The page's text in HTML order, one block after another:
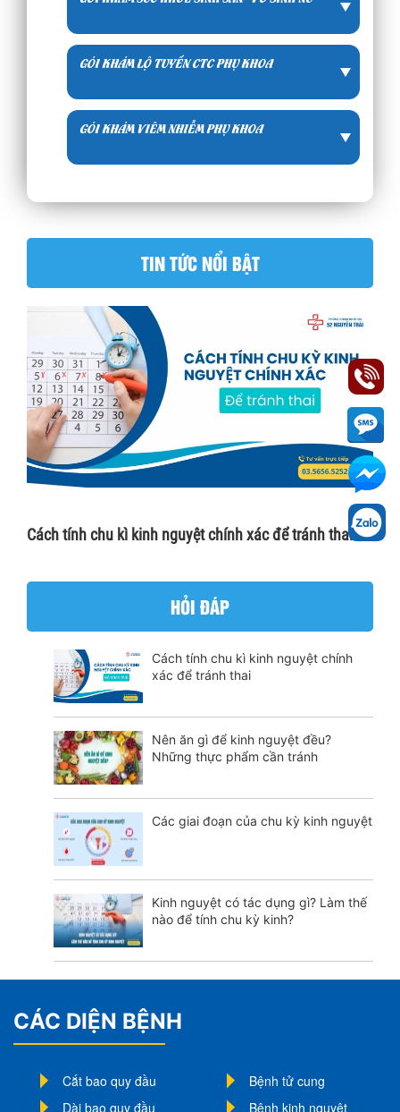
GÓI KHÁM LỘ TUYẾN CTC PHỤ KHOA
GÓI KHÁM VIÊM NHIỄM PHỤ KHOA
TIN TỨC NỔI BẬT
Cách tính chu kì kinh nguyệt chính xác để tránh thai
HỎI ĐÁP
Cách tính chu kì kinh nguyệt chính
xác để tránh thai
Nên ăn gì để kinh nguyệt đều?
Những thực phẩm cần tránh
Các giai đoạn của chu kỳ kinh nguyệt
Kinh nguyệt có tác dụng gì? Làm thế
nào để tính chu kỳ kinh?
CÁC DIỆN BỆNH
Cắt bao quy đầu
Dài bao quy đầu
Bệnh tử cung
Bệnh kinh nguyệt